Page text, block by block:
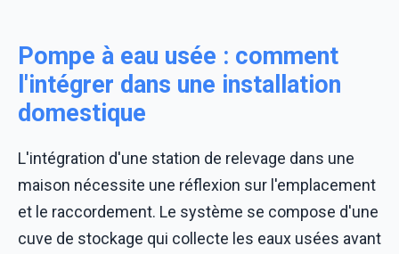
Pompe à eau usée : comment
l'intégrer dans une installation
domestique
L'intégration d'une station de relevage dans une
maison nécessite une réflexion sur l'emplacement
et le raccordement. Le système se compose d'une
cuve de stockage qui collecte les eaux usées avant